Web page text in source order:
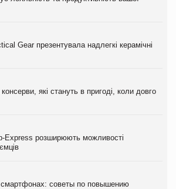
Gear презентувала надлегкі керамічні
які стануть в пригоді, коли довго
Express розширюють можливості
советы по повышению